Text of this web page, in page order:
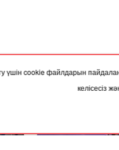
үшін cookie файлдарын
келісесіз